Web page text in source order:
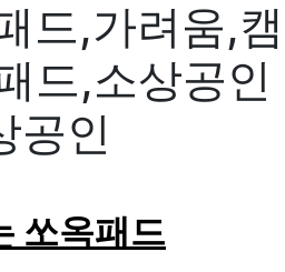
드,가려움,캠
드,소상공인
공인
쏘옥패드